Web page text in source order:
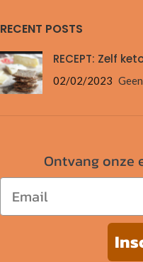
RECENT POSTS
RECEPT: Zelf
02/02/2023
Ontvang onze
Email